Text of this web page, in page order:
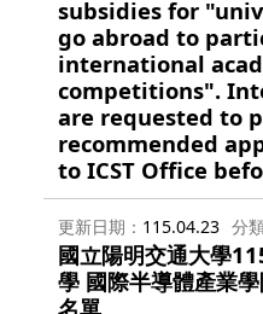
subsidies for
go abroad to
international
competitions".
are requested to
recommended
to ICST Office
更新日期 115.04.23 分
國立陽明交通大學
學 國際半導體產業
名單